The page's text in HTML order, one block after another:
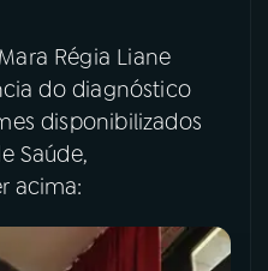
Régia Liane
do diagnóstico
disponibilizados
Saúde,
acima: